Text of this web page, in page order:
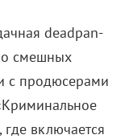
deadpan-
смешных
с продюсерами
включается